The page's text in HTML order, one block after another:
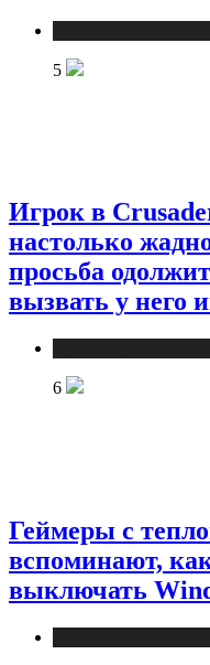
5
Игрок в
настолько
просьба
вызвать у него
6
Геймеры с
вспоминают,
выключать